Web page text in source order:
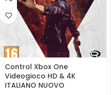
Control Xbox One
Videogioco HD & 4K
ITALIANO NUOVO